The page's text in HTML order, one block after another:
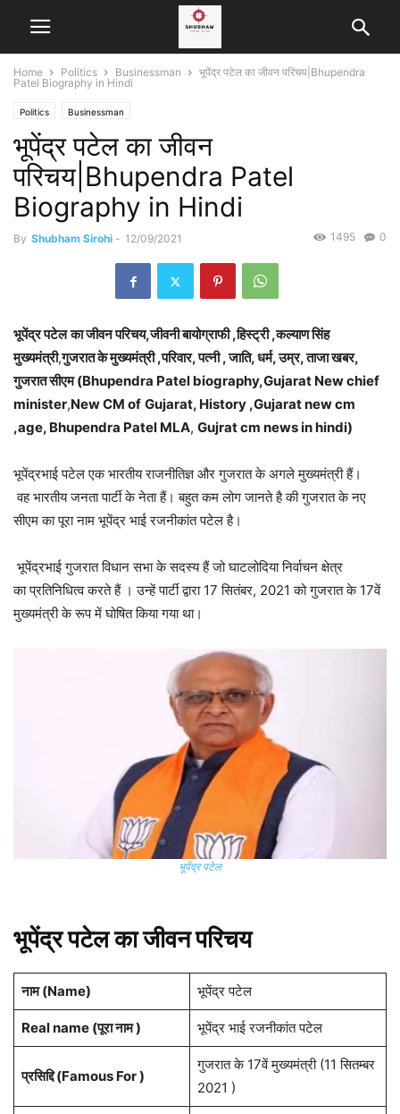
Home Politics Businessman
भूपेंद्र पटेल का जीवन परिचय|Bhupendra
Patel Biography in Hindi
Politics Businessman
भूपेंद्र पटेल का जीवन
परिचय|Bhupendra Patel
Biography in Hindi
By Shubham Sirohi - 12/09/2021 0
1495
भूपेंद्र पटेल का जीवन परिचय,जीवनी बायोग्राफी ,हिस्ट्री ,कल्याण सिंह
मुख्यमंत्री,गुजरात के मुख्यमंत्री ,परिवार, पत्नी , जाति, धर्म, उम्र, ताजा खबर,
गुजरात सीएम (Bhupendra Patel biography,Gujarat New chief
minister,New CM of Gujarat, History ,Gujaratnew cm
,age, Bhupendra Patel MLA, Gujrat cm newsin hindi)
भूपेंद्रभाई पटेल एक भारतीय राजनीतिज्ञ और गुजरात के अगले मुख्यमंत्री हैं।
वह भारतीय जनता पार्टी के नेता हैं। बहुत कम लोग जानते है की गुजरात के नए
सीएम का पूरा नाम भूपेंद्र भाई रजनीकांत पटेल है।
भूपेंद्रभाई गुजरात विधान सभा के सदस्य हैं जो घाटलोदिया निर्वाचन क्षेत्र
का प्रतिनिधित्व करते हैं । उन्हें पार्टी द्वारा 17 सितंबर, 2021 को गुजरात के 17वें
मुख्यमंत्री के रूप में घोषित किया गया था।
भूपेंद्र पटेल
भूपेंद्र पटेल का जीवन परिचय
नाम (Name) भूपेंद्र पटेल
Real name (पूरा नाम ) भूपेंद्र भाई रजनीकांत पटेल
प्रसिद्दि (Famous For )
गुजरात के 17वें मुख्यमंत्री (11 सितम्बर
2021 )